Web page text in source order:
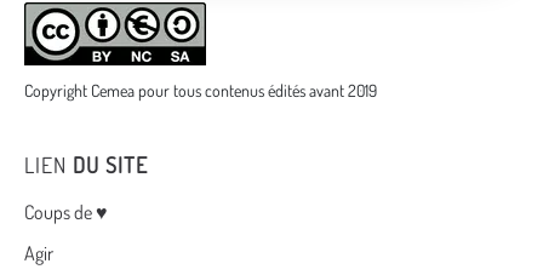
Copyright Cemea pour tous contenus édités avant 2019
LIEN DU SITE
Menu
Coups de ♥
Agir